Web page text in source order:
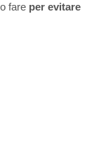
fare per evitare